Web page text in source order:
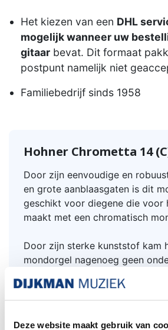
Deze website maakt gebruik van
Het kiezen van een DHL
mogelijk wanneer uw
gitaar bevat. Dit formaat
postpunt namelijk niet
Familiebedrijf sinds 1958
Hohner Chrometta 14
Door zijn eenvoudige en
en grote aanblaasgaten is dit
geschikt voor diegene die voor
maakt met een chromatisch
Door zijn sterke kunststof kam
mondorgel nagenoeg geen
De Hohner Chrometta 14 heeft